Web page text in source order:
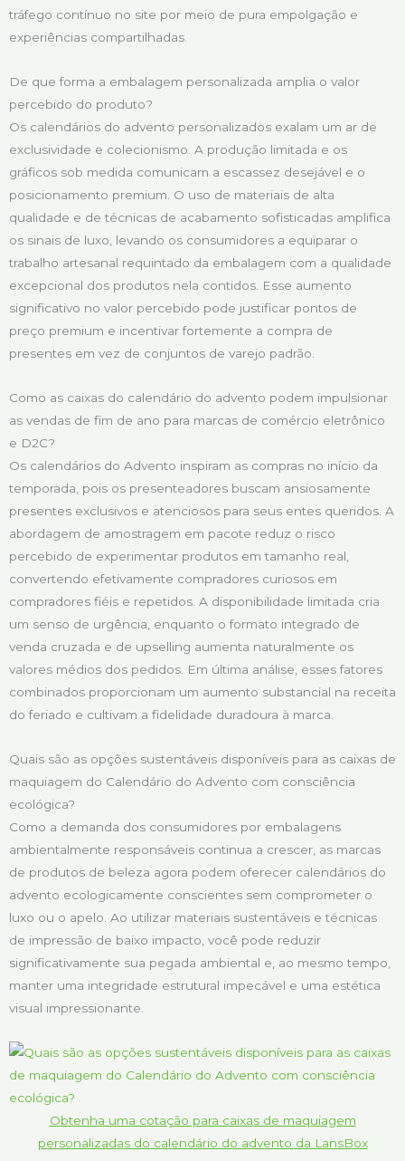
tráfego contínuo no site por meio de pura empolgação e
experiências compartilhadas.
De que forma a embalagem personalizada amplia o valor
percebido do produto?
Os calendários do advento personalizados exalam um ar de
exclusividade e colecionismo. A produção limitada e os
gráficos sob medida comunicam a escassez desejável e o
posicionamento premium. O uso de materiais de alta
qualidade e de técnicas de acabamento sofisticadas amplifica
os sinais de luxo, levando os consumidores a equiparar o
trabalho artesanal requintado da embalagem com a qualidade
excepcional dos produtos nela contidos. Esse aumento
significativo no valor percebido pode justificar pontos de
preço premium e incentivar fortemente a compra de
presentes em vez de conjuntos de varejo padrão.
Como as caixas do calendário do advento podem impulsionar
as vendas de fim de ano para marcas de comércio eletrônico
e D2C?
Os calendários do Advento inspiram as compras no início da
temporada, pois os presenteadores buscam ansiosamente
presentes exclusivos e atenciosos para seus entes queridos. A
abordagem de amostragem em pacote reduz o risco
percebido de experimentar produtos em tamanho real,
convertendo efetivamente compradores curiosos em
compradores fiéis e repetidos. A disponibilidade limitada cria
um senso de urgência, enquanto o formato integrado de
venda cruzada e de upselling aumenta naturalmente os
valores médios dos pedidos. Em última análise, esses fatores
combinados proporcionam um aumento substancial na receita
do feriado e cultivam a fidelidade duradoura à marca.
Quais são as opções sustentáveis disponíveis para as caixas de
maquiagem do Calendário do Advento com consciência
ecológica?
Como a demanda dos consumidores por embalagens
ambientalmente responsáveis continua a crescer, as marcas
de produtos de beleza agora podem oferecer calendários do
advento ecologicamente conscientes sem comprometer o
luxo ou o apelo. Ao utilizar materiais sustentáveis e técnicas
de impressão de baixo impacto, você pode reduzir
significativamente sua pegada ambiental e, ao mesmo tempo,
manter uma integridade estrutural impecável e uma estética
visual impressionante.
Obtenha uma cotação para caixas de maquiagem
personalizadas do calendário do advento da LansBox